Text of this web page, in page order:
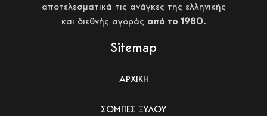
αποτελεσματικά τις ανάγκες της ελληνικής
και διεθνής αγοράς από το 1980.
Sitemap
ΑΡΧΙΚΗ
ΣΟΜΠΕΣ ΞΥΛΟΥ